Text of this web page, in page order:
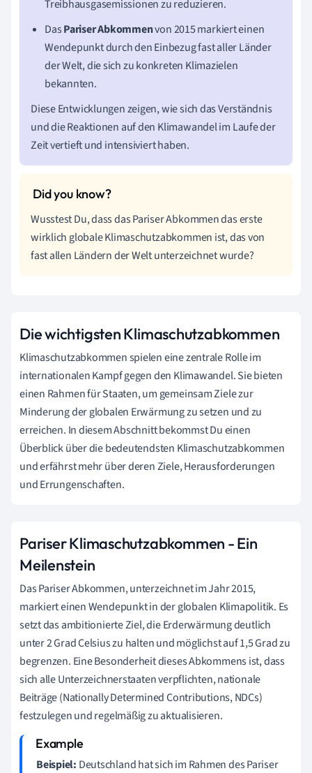
Treibhausgasemissionen zu reduzieren.
DasPariser Abkommenvon 2015 markiert einen
Wendepunkt durch den Einbezug fast aller Länder
der Welt, die sich zu konkreten Klimazielen
bekannten.
Diese Entwicklungen zeigen, wie sich das Verständnis
und die Reaktionen auf den Klimawandel im Laufe der
Zeit vertieft und intensiviert haben.
Wusstest Du, dass das Pariser Abkommen das erste
wirklich globale Klimaschutzabkommen ist, das von
fast allen Ländern der Welt unterzeichnet wurde?
Die wichtigsten Klimaschutzabkommen
Klimaschutzabkommen spielen eine zentrale Rolle im
internationalen Kampf gegen den Klimawandel. Sie bieten
einen Rahmen für Staaten, um gemeinsam Ziele zur
Minderung der globalen Erwärmung zu setzen und zu
erreichen. In diesem Abschnitt bekommst Du einen
Überblick über die bedeutendsten Klimaschutzabkommen
und erfährst mehr über deren Ziele, Herausforderungen
und Errungenschaften.
Pariser Klimaschutzabkommen - Ein
Meilenstein
Das Pariser Abkommen, unterzeichnet im Jahr 2015,
markiert einen Wendepunkt in der globalen Klimapolitik. Es
setzt das ambitionierte Ziel, die Erderwärmung deutlich
unter 2 Grad Celsius zu halten und möglichst auf 1,5 Grad zu
begrenzen. Eine Besonderheit dieses Abkommens ist, dass
sich alle Unterzeichnerstaaten verpflichten, nationale
Beiträge (Nationally Determined Contributions, NDCs)
festzulegen und regelmäßig zu aktualisieren.
Beispiel: Deutschland hat sich im Rahmen des Pariser